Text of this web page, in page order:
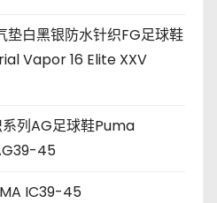
垫白黑银防水针织FG足球鞋
Vapor 16 Elite XXV
列AG足球鞋Puma
45
IC39-45